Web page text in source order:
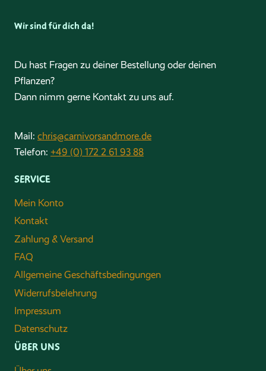
Wir sind für dich da!
Du hast Fragen zu deiner Bestellung oder deinen
Pflanzen?
Dann nimm gerne Kontakt zu uns auf.
Mail: chris@carnivorsandmore.de
Telefon: +49 (0) 172 2 61 93 88
SERVICE
Mein Konto
Kontakt
Zahlung & Versand
FAQ
Allgemeine Geschäftsbedingungen
Widerrufsbelehrung
Impressum
Datenschutz
ÜBER UNS